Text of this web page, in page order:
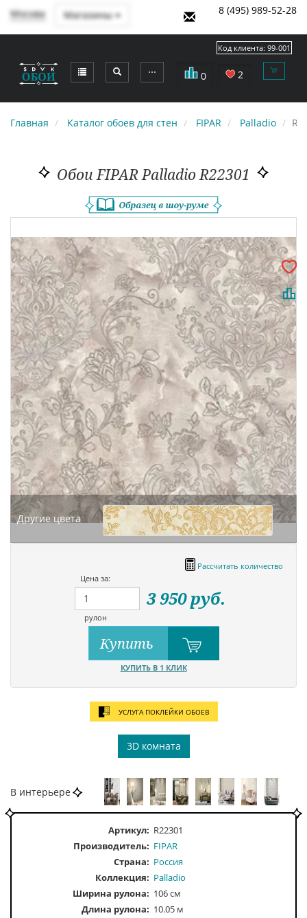
Москва Магазины 8 (495) 989-52-28
⋯ 0 2
Код клиента: 99-001
Главная Каталог обоев для стен FIPAR Palladio
Обои FIPAR Palladio R22301
Другие цвета
Рассчитать количество
Цена за:
рулон
3 950руб.
Купить
КУПИТЬ В 1 КЛИК
УСЛУГА ПОКЛЕЙКИ ОБОЕВ
3D комната
В интерьере
Артикул: R22301
Производитель: FIPAR
Страна: Россия
Коллекция: Palladio
Ширина рулона: 106 см
Длина рулона: 10.05 м